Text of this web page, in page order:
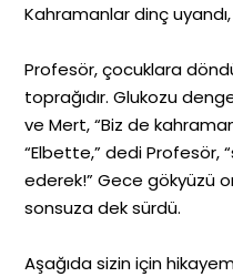
Kahramanlar dinç
Profesör, çocuklara
toprağıdır. Glukozu
ve Mert, “Biz de
“Elbette,” dedi Profesör,
ederek!” Gece gökyüzü
sonsuza dek sürdü.
Aşağıda sizin için